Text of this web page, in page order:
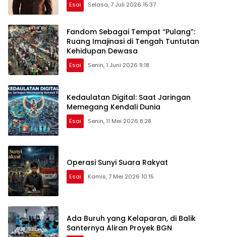
Esai Selasa, 7 Juli 2026 15:37
Fandom Sebagai Tempat “Pulang”:
Ruang Imajinasi di Tengah Tuntutan
Kehidupan Dewasa
Esai Senin, 1 Juni 2026 9:18
Kedaulatan Digital: Saat Jaringan
Memegang Kendali Dunia
Esai Senin, 11 Mei 2026 8:28
Operasi Sunyi Suara Rakyat
Esai Kamis, 7 Mei 2026 10:15
Ada Buruh yang Kelaparan, di Balik
Santernya Aliran Proyek BGN